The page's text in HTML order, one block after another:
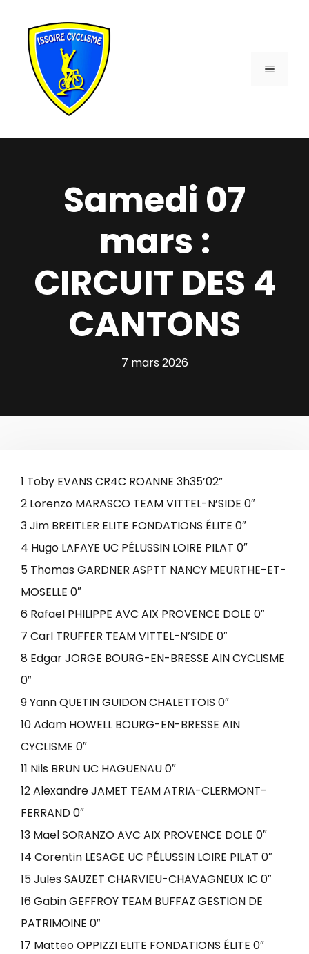
contenu
MENU
Samedi 07
mars :
CIRCUIT DES 4
CANTONS
7 mars 2026
1 Toby EVANS CR4C ROANNE 3h35’02”
2 Lorenzo MARASCO TEAM VITTEL-N’SIDE 0″
3 Jim BREITLER ELITE FONDATIONS ÉLITE 0″
4 Hugo LAFAYE UC PÉLUSSIN LOIRE PILAT 0″
5 Thomas GARDNER ASPTT NANCY MEURTHE-ET-
MOSELLE 0″
6 Rafael PHILIPPE AVC AIX PROVENCE DOLE 0″
7 Carl TRUFFER TEAM VITTEL-N’SIDE 0″
8 Edgar JORGE BOURG-EN-BRESSE AIN CYCLISME
0″
9 Yann QUETIN GUIDON CHALETTOIS 0″
10 Adam HOWELL BOURG-EN-BRESSE AIN
CYCLISME 0″
11 Nils BRUN UC HAGUENAU 0″
12 Alexandre JAMET TEAM ATRIA-CLERMONT-
FERRAND 0″
13 Mael SORANZO AVC AIX PROVENCE DOLE 0″
14 Corentin LESAGE UC PÉLUSSIN LOIRE PILAT 0″
15 Jules SAUZET CHARVIEU-CHAVAGNEUX IC 0″
16 Gabin GEFFROY TEAM BUFFAZ GESTION DE
PATRIMOINE 0″
17 Matteo OPPIZZI ELITE FONDATIONS ÉLITE 0″